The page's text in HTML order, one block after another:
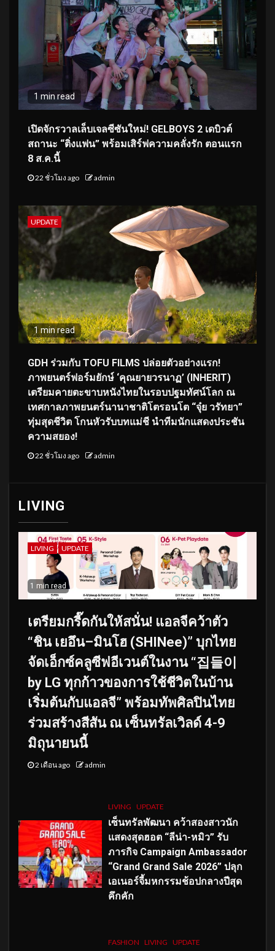
1 min read
เปิดจักรวาลเล็บเจลซีซันใหม่! GELBOYS 2 เดบิวต์
สถานะ “ติ่งแฟน” พร้อมเสิร์ฟความคลั่งรัก ตอนแรก
8 ส.ค.นี้
22 ชั่วโมง ago admin
UPDATE
1 min read
GDH ร่วมกับ TOFU FILMS ปล่อยตัวอย่างแรก!
ภาพยนตร์ฟอร์มยักษ์ ‘คุณยายวรนาฏ’ (INHERIT)
เตรียมคายตะขาบหนังไทยในรอบปฐมทัศน์โลก ณ
เทศกาลภาพยนตร์นานาชาติโตรอนโต “จุ๋ย วรัทยา”
ทุ่มสุดชีวิต โกนหัวรับบทแม่ชี นำทีมนักแสดงประชัน
ความสยอง!
22 ชั่วโมง ago admin
LIVING
LIVING UPDATE
1 min read
เตรียมกรี๊ดกันให้สนั่น! แอลจีคว้าตัว
“ชิน เยอึน–มินโฮ (SHINee)” บุกไทย
จัดเอ็กซ์คลูซีฟอีเวนต์ในงาน “집들이
by LG ทุกก้าวของการใช้ชีวิตในบ้าน
เริ่มต้นกับแอลจี” พร้อมทัพศิลปินไทย
ร่วมสร้างสีสัน ณ เซ็นทรัลเวิลด์ 4-9
มิถุนายนนี้
2 เดือน ago admin
LIVING UPDATE
เซ็นทรัลพัฒนา คว้าสองสาวนัก
แสดงสุดฮอต “ลีน่า-หมิว” รับ
ภารกิจ Campaign Ambassador
“Grand Grand Sale 2026” ปลุก
เอเนอร์จี้มหกรรมช้อปกลางปีสุด
คึกคัก
FASHION LIVING UPDATE